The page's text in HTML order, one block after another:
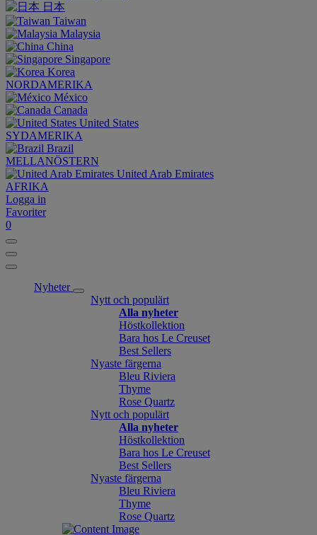
日本
Taiwan
Malaysia
China
Singapore
Korea
NORDAMERIKA
México
Canada
United States
SYDAMERIKA
Brazil
MELLANÖSTERN
United Arab Emirates
AFRIKA
Logga in
Favoriter
0
Nyheter
Nytt och populärt
Alla nyheter
Höstkollektion
Bara hos Le Creuset
Best Sellers
Nyaste färgerna
Bleu Riviera
Thyme
Rose Quartz
Nytt och populärt
Alla nyheter
Höstkollektion
Bara hos Le Creuset
Best Sellers
Nyaste färgerna
Bleu Riviera
Thyme
Rose Quartz